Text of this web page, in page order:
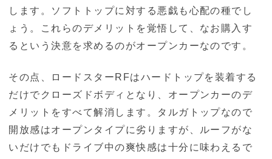
します。ソフトトップに対する悪戯も心配の種でし
ょう。これらのデメリットを覚悟して、なお購入す
るという決意を求めるのがオープンカーなのです。
その点、ロードスターRFはハードトップを装着する
だけでクローズドボディとなり、オープンカーのデ
メリットをすべて解消します。タルガトップなので
開放感はオープンタイプに劣りますが、ルーフがな
いだけでもドライブ中の爽快感は十分に味わえるで